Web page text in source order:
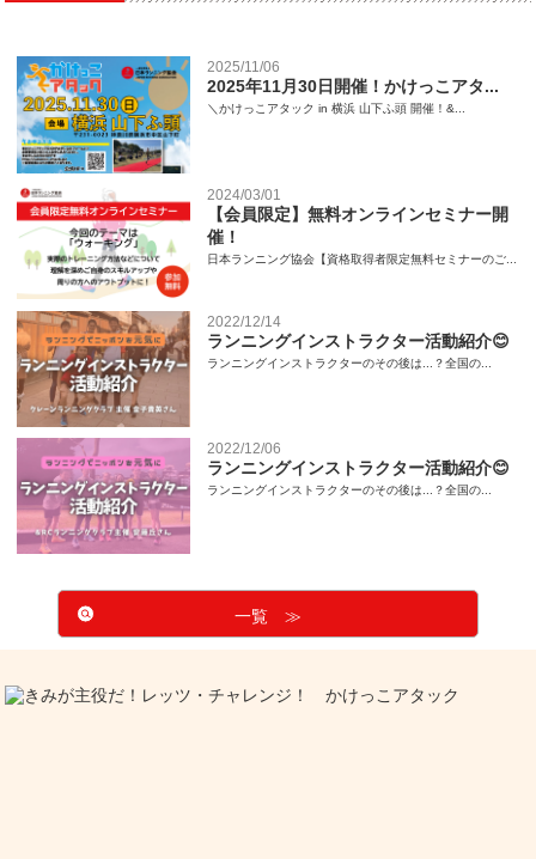
2025/11/06
2025年11月30日開催！かけっこアタ...
＼かけっこアタック in 横浜 山下ふ頭 開催！&...
2024/03/01
【会員限定】無料オンラインセミナー開
催！
日本ランニング協会【資格取得者限定無料セミナーのご...
2022/12/14
ランニングインストラクター活動紹介😊
ランニングインストラクターのその後は...？全国の...
2022/12/06
ランニングインストラクター活動紹介😊
ランニングインストラクターのその後は...？全国の...
一覧 ≫